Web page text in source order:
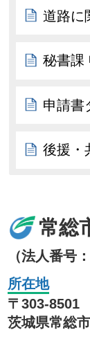
道路に
秘書課
申請書
後援・
常総
（法人番号
所在地
〒303-8501
茨城県常総